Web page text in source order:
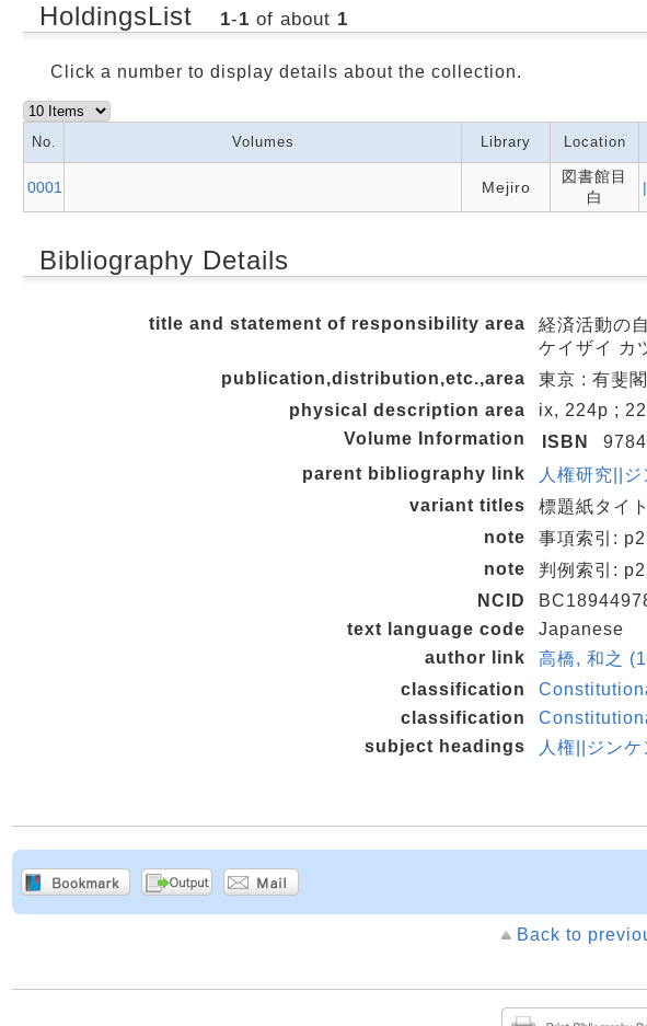
HoldingsList 1-1 of about 1
Click a number to display details about the collection.
No. Volumes Library Location
0001 Mejiro
図書館目
白
Bibliography Details
title and statement of responsibility area
経済活動の
ケイザイ カ
publication,distribution,etc.,area
東京 : 有斐
physical description area
ix, 224p ;
Volume Information
ISBN
parent bibliography link
人権研究||
variant titles
標題紙タイ
note
事項索引:
note
判例索引:
NCID
text language code
Japanese
author link
高橋, 和之
classification
classification
subject headings
人権||ジンケ
Back to